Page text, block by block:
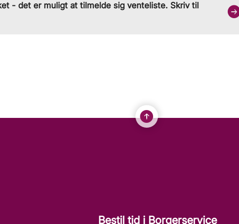
- det er muligt at tilmelde sig venteliste. Skriv til
Bestil tid i Borgerservice